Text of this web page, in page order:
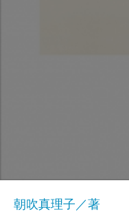
朝吹真理子／著